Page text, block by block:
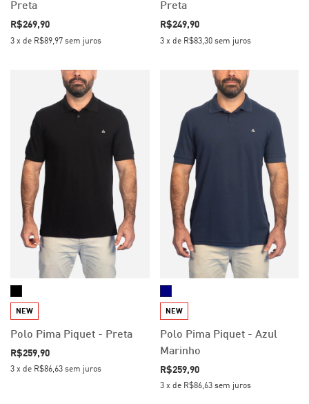
Preta
R$269,90
3 x de R$89,97 sem juros
Preta
R$249,90
3 x de R$83,30 sem juros
NEW
Polo Pima Piquet - Preta
R$259,90
3 x de R$86,63 sem juros
NEW
Polo Pima Piquet - Azul
Marinho
R$259,90
3 x de R$86,63 sem juros